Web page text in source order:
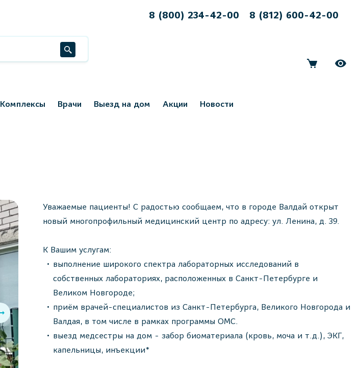
8 (800) 234-42-00 8 (812) 600-42-00
Комплексы Врачи Выезд на дом Акции Новости
Уважаемые пациенты! С радостью сообщаем, что в городе Валдай открыт
новый многопрофильный медицинский центр по адресу: ул. Ленина, д. 39.
К Вашим услугам:
выполнение широкого спектра лабораторных исследований в
собственных лабораториях, расположенных в Санкт-Петербурге и
Великом Новгороде;
приём врачей-специалистов из Санкт-Петербурга, Великого Новгорода и
Валдая, в том числе в рамках программы ОМС.
выезд медсестры на дом - забор биоматериала (кровь, моча и т.д.), ЭКГ,
капельницы, инъекции*